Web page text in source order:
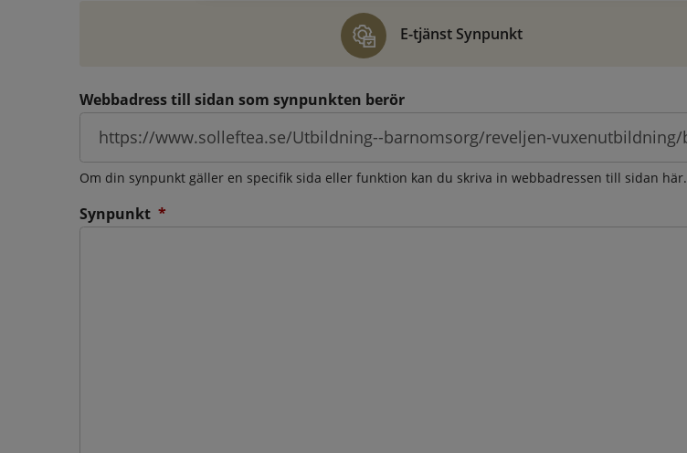
E-tjänst Synpunkt
Webbadress till sidan som synpunkten berör
Om din synpunkt gäller en specifik sida eller funktion kan du skriva in webbadressen till sidan här.
Synpunkt *